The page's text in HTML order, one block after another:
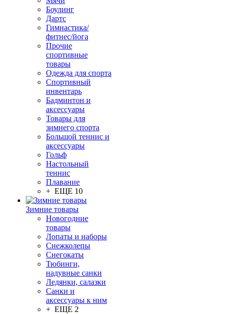
Боулинг
Дартс
Гимнастика/
фитнес/йога
Прочие
спортивные
товары
Одежда для спорта
Спортивный
инвентарь
Бадминтон и
аксессуары
Товары для
зимнего спорта
Большой теннис и
аксессуары
Гольф
Настольный
теннис
Плавание
+ ЕЩЕ 10
Зимние товары
Новогодние
товары
Лопаты и наборы
Снежколепы
Снегокаты
Тюбинги,
надувные санки
Ледянки, салазки
Санки и
аксессуары к ним
+ ЕЩЕ 2